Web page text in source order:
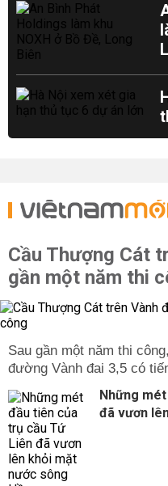
Cầu Thượng Cát
gần một năm thi
Sau gần một năm thi
đường Vành đai 3,5 có
Những
đã vươn